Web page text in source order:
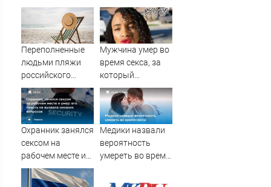
подлодок
«окружает»
Россию и Китай:
это инструмент
массированного
Переполненные
людьми пляжи
российского
курортного
города сняли на
видео
Мужчина умер во
время секса, за
который
заплатил 11
тысяч долларов
Охранник занялся
сексом на
рабочем месте и
умер: его смерть
не вызвала
Медики назвали
вероятность
умереть во время